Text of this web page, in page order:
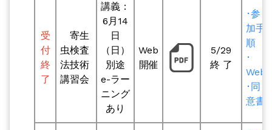
受
付
終
了
寄生
虫検査
法技術
講習会
講義：
6月14
日
（日）
別途
e-ラー
ニング
あり
Web
開催
5/29
終 了
･参
加手
順
･
Web
･同
意書